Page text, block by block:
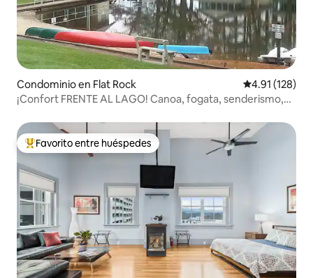
Condominio en Flat Rock Calificación
4.91 (128)
¡Confort FRENTE AL LAGO! Canoa, fogata, senderismo,
De los mejores en Favorito entre huéspedes
Favorito entre huéspedes